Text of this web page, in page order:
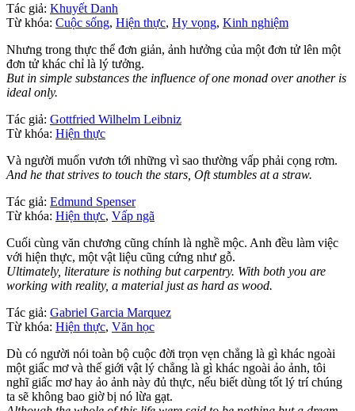
Tác giả: Khuyết Danh
Từ khóa: Cuộc sống, Hiện thực, Hy vọng, Kinh nghiệm
Nhưng trong thực thể đơn giản, ảnh hưởng của một đơn tử lên một
đơn tử khác chỉ là lý tưởng.
But in simple substances the influence of one monad over another is
ideal only.
Tác giả: Gottfried Wilhelm Leibniz
Từ khóa: Hiện thực
Và người muốn vươn tới những vì sao thường vấp phải cọng rơm.
And he that strives to touch the stars, Oft stumbles at a straw.
Tác giả: Edmund Spenser
Từ khóa: Hiện thực, Vấp ngã
Cuối cùng văn chương cũng chính là nghề mộc. Anh đều làm việc
với hiện thực, một vật liệu cũng cứng như gỗ.
Ultimately, literature is nothing but carpentry. With both you are
working with reality, a material just as hard as wood.
Tác giả: Gabriel Garcia Marquez
Từ khóa: Hiện thực, Văn học
Dù có người nói toàn bộ cuộc đời trọn vẹn chẳng là gì khác ngoài
một giấc mơ và thế giới vật lý chẳng là gì khác ngoài ảo ảnh, tôi
nghĩ giấc mơ hay ảo ảnh này đủ thực, nếu biết dùng tốt lý trí chúng
ta sẽ không bao giờ bị nó lừa gạt.